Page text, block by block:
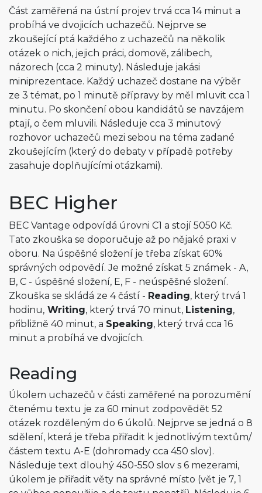
Část zaměřená na ústní projev trvá cca 14 minut a
probíhá ve dvojicích uchazečů. Nejprve se
zkoušející ptá každého z uchazečů na několik
otázek o nich, jejich práci, domově, zálibech,
názorech (cca 2 minuty). Následuje jakási
miniprezentace. Každý uchazeč dostane na výběr
ze 3 témat, po 1 minutě přípravy by měl mluvit cca 1
minutu. Po skončení obou kandidátů se navzájem
ptají, o čem mluvili. Následuje cca 3 minutový
rozhovor uchazečů mezi sebou na téma zadané
zkoušejícím (který do debaty v případě potřeby
zasahuje doplňujícími otázkami).
BEC Higher
BEC Vantage odpovídá úrovni C1 a stojí 5050 Kč.
Tato zkouška se doporučuje až po nějaké praxi v
oboru. Na úspěšné složení je třeba získat 60%
správných odpovědí. Je možné získat 5 známek - A,
B, C - úspěšné složení, E, F - neúspěšné složení.
Zkouška se skládá ze 4 částí - Reading, který trvá 1
hodinu, Writing, který trvá 70 minut, Listening,
přibližně 40 minut, a Speaking, který trvá cca 16
minut a probíhá ve dvojicích.
Reading
Úkolem uchazečů v části zaměřené na porozumění
čtenému textu je za 60 minut zodpovědět 52
otázek rozděleným do 6 úkolů. Nejprve se jedná o 8
sdělení, která je třeba přiřadit k jednotlivým textům/
částem textu A-E (dohromady cca 450 slov).
Následuje text dlouhý 450-550 slov s 6 mezerami,
úkolem je přiřadit věty na správné místo (vět je 7, 1